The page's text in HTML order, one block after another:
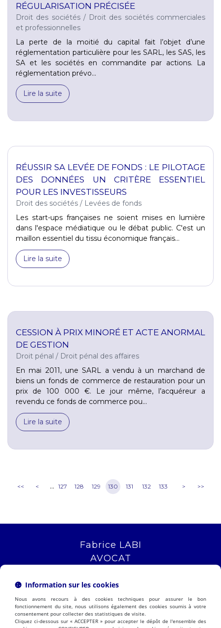
RÉGULARISATION PRÉCISÉE
Droit des sociétés/ Droit des sociétés commerciales
et professionnelles
La perte de la moitié du capital fait l’objet d’une
réglementation particulière pour les SARL, les SAS, les
SA et les sociétés en commandite par actions. La
réglementation prévo...
Lire la suite
RÉUSSIR SA LEVÉE DE FONDS : LE PILOTAGE
DES DONNÉES UN CRITÈRE ESSENTIEL
POUR LES INVESTISSEURS
Droit des sociétés / Levées de fonds
Les start-ups françaises ne soient mises en lumière
dans l'espace médiatique ou le débat public. C'est un
maillon essentiel du tissu économique français...
Lire la suite
CESSION À PRIX MINORÉ ET ACTE ANORMAL
DE GESTION
Droit pénal / Droit pénal des affaires
En mai 2011, une SARL a vendu à un marchand de
biens un fonds de commerce de restauration pour un
prix de 100 000 €. Le jour même, l’acquéreur a
revendu ce fonds de commerce pou...
Lire la suite
<< < ... 127 128 129 130 131 132 133 > >>
Fabrice LABI
AVOCAT
13006 MARSEILLE
NOUS LOCALISER
Information sur les cookies
Nous avons recours à des cookies techniques pour assurer le bon
fonctionnement du site, nous utilisons également des cookies soumis à votre
consentement pour collecter des statistiques de visite.
Cliquez ci-dessous sur « ACCEPTER » pour accepter le dépôt de l'ensemble des